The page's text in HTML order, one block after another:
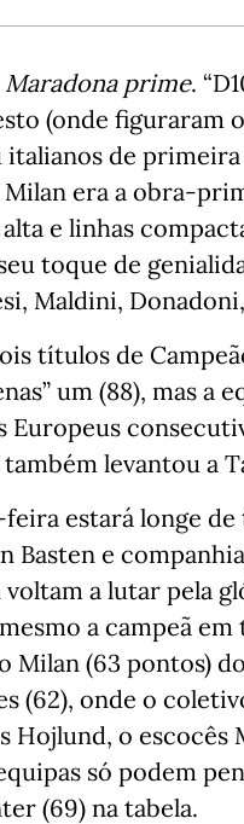
Maradona prime.
(onde figuraram
italianos de
Milan era a obra-
e linhas
toque de
Maldini,
títulos de
um (88), mas a
Europeus
levantou a
estará longe
Basten e
a lutar pela
a campeã
(63 pontos)
(62), onde o
Hojlund, o escocês
só podem
(69) na tabela.